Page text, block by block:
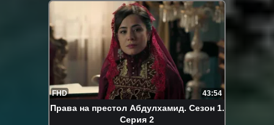
FHD 43:54
Права на престол Абдулхамид. Сезон 1.
Серия 2